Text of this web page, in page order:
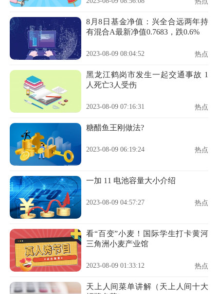
8月8日基金净值：兴全合远两年持
有混合A最新净值0.7683，跌0.6%
2023-08-09 08:04:52 热点
黑龙江鹤岗市发生一起交通事故 1
人死亡3人受伤
2023-08-09 07:16:31 热点
糖醋鱼王刚做法?
2023-08-09 06:19:24 热点
一加 11 电池容量大小介绍
2023-08-09 04:57:27 热点
看“百变”小麦！国际学生打卡黄河
三角洲小麦产业馆
2023-08-09 01:33:12 热点
天上人间菜单讲解（天上人间十大